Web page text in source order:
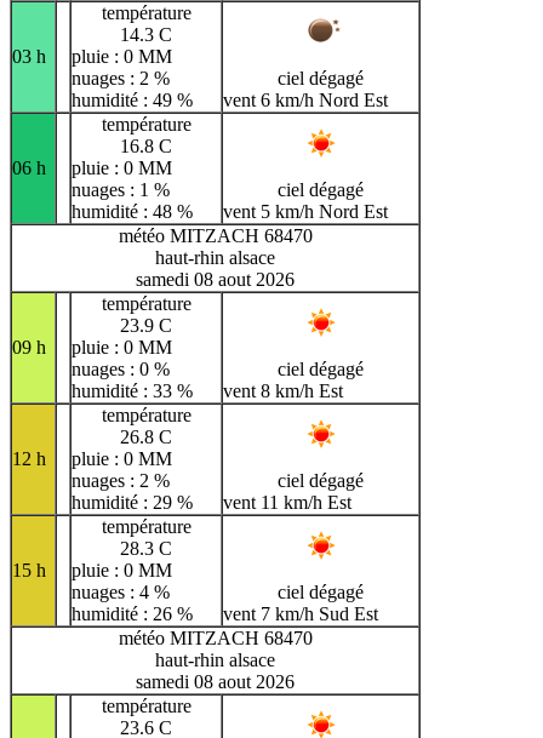
03 h
température
14.3 C
pluie : 0 MM
nuages : 2 %
humidité : 49 %
ciel dégagé
vent 6 km/h Nord Est
06 h
température
16.8 C
pluie : 0 MM
nuages : 1 %
humidité : 48 %
ciel dégagé
vent 5 km/h Nord Est
météo MITZACH 68470
haut-rhin alsace
samedi 08 aout 2026
09 h
température
23.9 C
pluie : 0 MM
nuages : 0 %
humidité : 33 %
ciel dégagé
vent 8 km/h Est
12 h
température
26.8 C
pluie : 0 MM
nuages : 2 %
humidité : 29 %
ciel dégagé
vent 11 km/h Est
15 h
température
28.3 C
pluie : 0 MM
nuages : 4 %
humidité : 26 %
ciel dégagé
vent 7 km/h Sud Est
météo MITZACH 68470
haut-rhin alsace
samedi 08 aout 2026
température
23.6 C